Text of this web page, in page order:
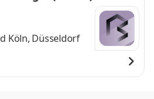
Köln, Düsseldorf